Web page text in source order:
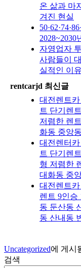
온 삶과 마
겨진 현실
2028~2030
자영업자
사람들이
실적인 이유
rentcarjd 최신글
대전렌트카
트 단기렌
저렴한 렌
화동 중앙
대전렌터카
트 단기렌
형 저렴한
대화동 중
대전렌트
렌트 9인승
동 둔산동
동 산내동
Uncategorized에 게시
검색